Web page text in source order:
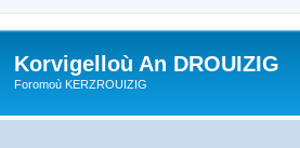
Korvigelloù An DROUIZIG
Foromoù KERZROUIZIG